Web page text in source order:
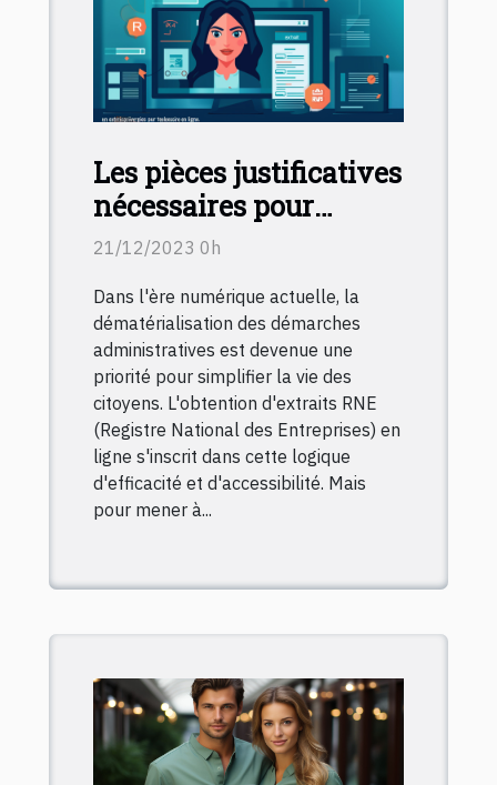
Les pièces justificatives
nécessaires pour
télécharger un extrait
21/12/2023 0h
Dans l'ère numérique actuelle, la
dématérialisation des démarches
administratives est devenue une
priorité pour simplifier la vie des
citoyens. L'obtention d'extraits RNE
(Registre National des Entreprises) en
ligne s'inscrit dans cette logique
d'efficacité et d'accessibilité. Mais
pour mener à...